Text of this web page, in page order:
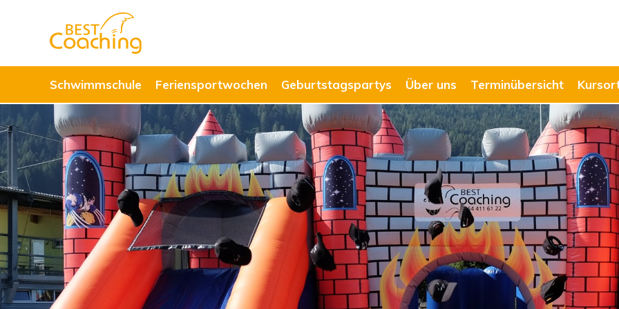
Schwimmschule Feriensportwochen Geburtstagspartys Über uns Terminübersicht